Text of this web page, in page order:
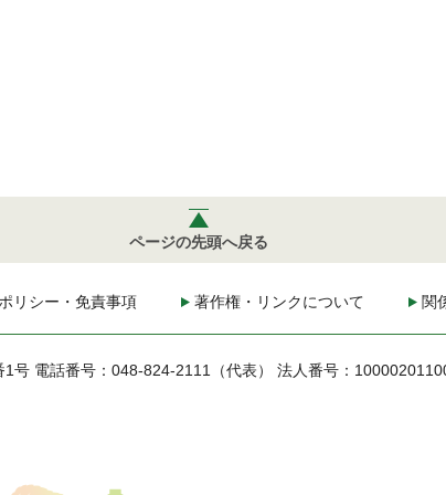
ページの先頭へ戻る
リシー・免責事項 著作権・リンクについて 関
1号 電話番号：048-824-2111（代表） 法人番号：